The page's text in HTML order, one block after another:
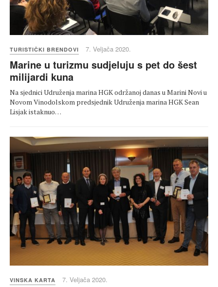
TURISTIČKI BRENDOVI 7. Veljača 2020.
Marine u turizmu sudjeluju s pet do šest
milijardi kuna
Na sjednici Udruženja marina HGK održanoj danas u Marini Novi u
Novom Vinodolskom predsjednik Udruženja marina HGK Sean
Lisjak istaknuo…
VINSKA KARTA 7. Veljača 2020.